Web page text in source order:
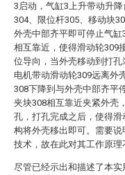
3启动，气缸3上升带动升
304、限位杆305、移动块
外壳中部齐平即可停止气
相互靠近，使得滑动轮309
位导向，当外壳移动到打
电机带动滑动轮309远离外
308下降到与外壳中部齐平
夹块308相互靠近夹紧外壳
孔，打孔完成之后，使得
构将外壳移出即可。需要
技术，故在此对其工作原理
尽管已经示出和描述了本